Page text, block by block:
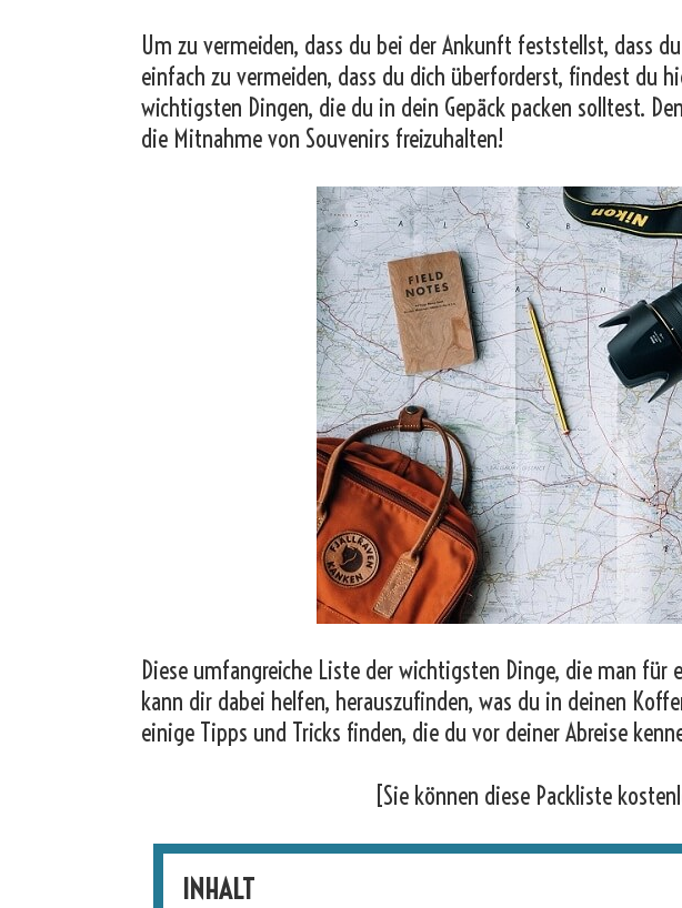
Um zu vermeiden, dass du bei der Ankunft feststellst, dass
einfach zu vermeiden, dass du dich überforderst, findest du
wichtigsten Dingen, die du in dein Gepäck packen solltest.
die Mitnahme von Souvenirs freizuhalten!
Diese umfangreiche Liste der wichtigsten Dinge, die man für
kann dir dabei helfen, herauszufinden, was du in deinen
einige Tipps und Tricks finden, die du vor deiner Abreise
[Sie können diese Packliste
INHALT